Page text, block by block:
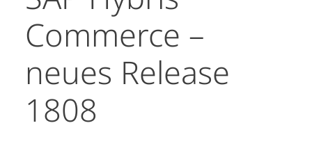
Commerce –
neues Release
1808